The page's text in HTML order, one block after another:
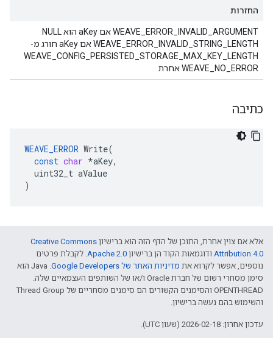
החזרות
WEAVE_ERROR_INVALID_ARGUMENT אם aKey הוא NULL
WEAVE_ERROR_INVALID_STRING_LENGTH אם aKey חורג מ-
WEAVE_CONFIG_PERSISTED_STORAGE_MAX_KEY_LENGTH
WEAVE_NO_ERROR אחרת
כתיבה
WEAVE_ERROR Write(
const char *aKey,
uint32_t aValue
)
אלא אם צוין אחרת, התוכן של הדף הזה הוא ברישיון Creative Commons
Attribution 4.0‏ ודוגמאות הקוד הן ברישיון Apache 2.0‏. לקבלת פרטים
נוספים, אפשר לקרוא את מדיניות האתר של Google Developers‏
.‏ Java הוא
סימן מסחרי רשום של חברת Oracle ו/או של השותפים העצמאיים שלה.
‫OPENTHREAD והסימנים הקשורים הם סימנים מסחריים של Thread Group
והשימוש בהם נעשה ברישיון.
עדכון אחרון: 2026-02-18 (שעון UTC).